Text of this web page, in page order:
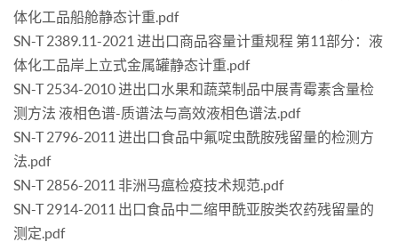
体化工品船舱静态计重.pdf
SN-T 2389.11-2021 进出口商品容量计重规程 第11部分：液
体化工品岸上立式金属罐静态计重.pdf
SN-T 2534-2010 进出口水果和蔬菜制品中展青霉素含量检
测方法 液相色谱-质谱法与高效液相色谱法.pdf
SN-T 2796-2011 进出口食品中氟啶虫酰胺残留量的检测方
法.pdf
SN-T 2856-2011 非洲马瘟检疫技术规范.pdf
SN-T 2914-2011 出口食品中二缩甲酰亚胺类农药残留量的
测定.pdf